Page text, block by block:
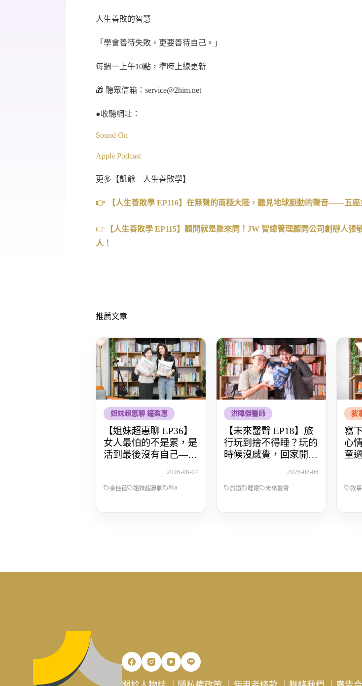
人生善敗的智慧
「學會善待失敗，更要善待自己。」
每週一上午10點，準時上線更新
🎁 聽眾信箱： service@2him.net
●收聽網址：
Sound On
Apple Podcast
更多【凱爺—人生善敗學】
👉 【人生善敗學 EP116】在無聲的南極大陸，聽見地球脈動的聲音——五
👉 【人生善敗學 EP115】顧問就是雇來問！JW 智緯管理顧問公司創辦人張
人！
推薦文章
姐妹超惠聊 鐘盈惠
【姐妹超惠聊 EP36】
女人最怕的不是累，是
活到最後沒有自己——
找回人生主導權的那段
2026-08-07
余佳蓓 姐妹超惠聊 Nia
洪暐傑醫師
【未來醫聲 EP18】旅
行玩到捨不得睡？玩的
時候沒感覺，回家開始
2026-08-06
旅遊 睡眠 未來醫聲
敘
寫
心
童
敘